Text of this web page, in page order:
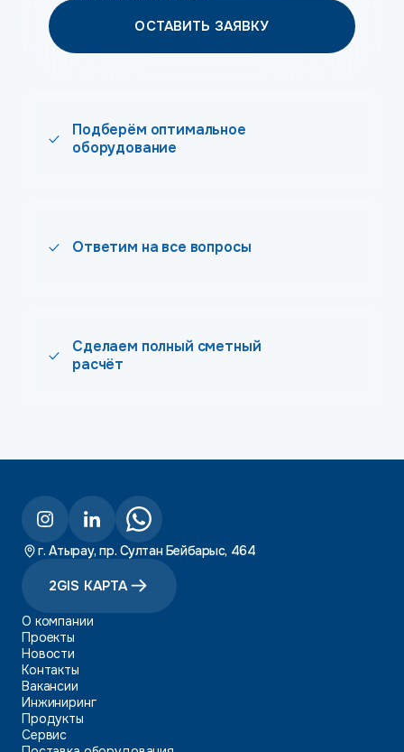
ОСТАВИТЬ ЗАЯВКУ
Подберём оптимальное
оборудование
Ответим на все вопросы
Сделаем полный сметный
расчёт
г. Атырау, пр. Султан Бейбарыс, 464
2GIS КАРТА
О компании
Проекты
Новости
Контакты
Вакансии
Инжиниринг
Продукты
Сервис